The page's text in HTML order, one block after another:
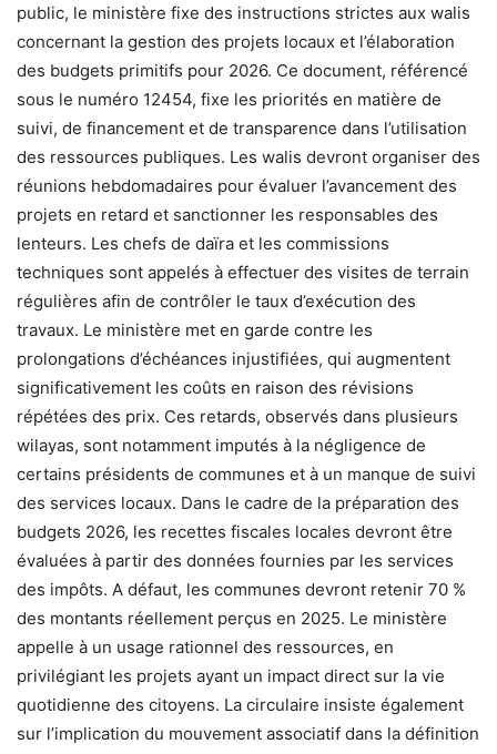
public, le ministère fixe des instructions strictes aux walis
concernant la gestion des projets locaux et l’élaboration
des budgets primitifs pour 2026. Ce document, référencé
sous le numéro 12454, fixe les priorités en matière de
suivi, de financement et de transparence dans l’utilisation
des ressources publiques. Les walis devront organiser des
réunions hebdomadaires pour évaluer l’avancement des
projets en retard et sanctionner les responsables des
lenteurs. Les chefs de daïra et les commissions
techniques sont appelés à effectuer des visites de terrain
régulières afin de contrôler le taux d’exécution des
travaux. Le ministère met en garde contre les
prolongations d’échéances injustifiées, qui augmentent
significativement les coûts en raison des révisions
répétées des prix. Ces retards, observés dans plusieurs
wilayas, sont notamment imputés à la négligence de
certains présidents de communes et à un manque de suivi
des services locaux. Dans le cadre de la préparation des
budgets 2026, les recettes fiscales locales devront être
évaluées à partir des données fournies par les services
des impôts. A défaut, les communes devront retenir 70 %
des montants réellement perçus en 2025. Le ministère
appelle à un usage rationnel des ressources, en
privilégiant les projets ayant un impact direct sur la vie
quotidienne des citoyens. La circulaire insiste également
sur l’implication du mouvement associatif dans la définition